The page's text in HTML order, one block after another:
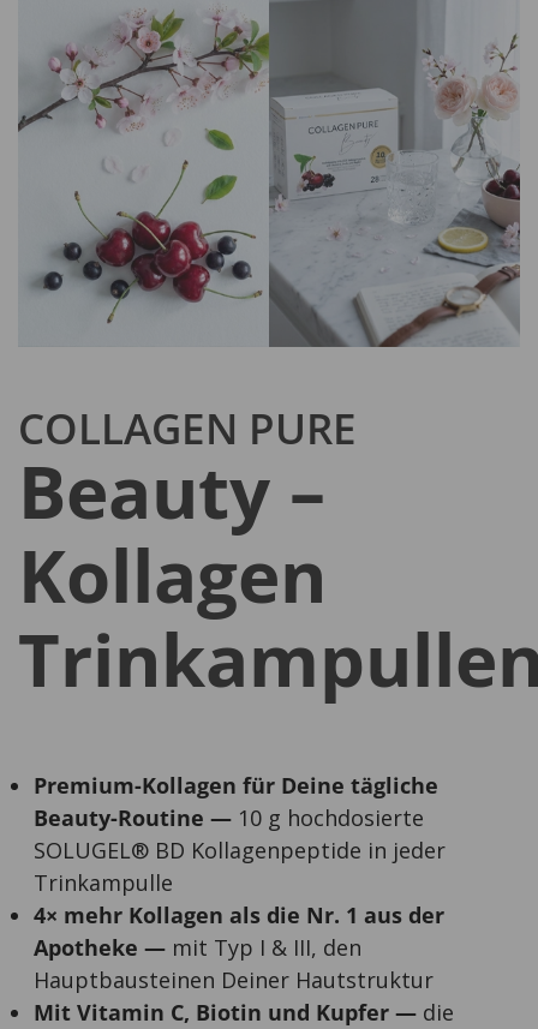
COLLAGEN PURE
Beauty –
Kollagen
Premium-Kollagen für Deine tägliche
Beauty-Routine — 10 g hochdosierte
SOLUGEL® BD Kollagenpeptide in jeder
Trinkampulle
4× mehr Kollagen als die Nr. 1 aus der
Apotheke — mit Typ I & III, den
Hauptbausteinen Deiner Hautstruktur
Mit Vitamin C, Biotin und Kupfer — die